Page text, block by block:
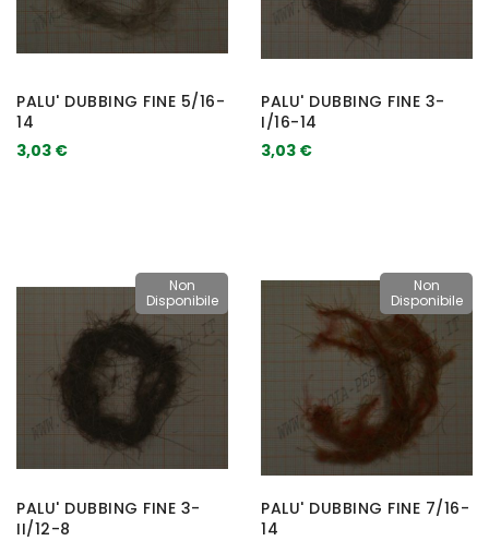
PALU' DUBBING FINE 5/16-
14
3,03 €
PALU' DUBBING FINE 3-
I/16-14
3,03 €
Non
Disponibile
PALU' DUBBING FINE 3-
II/12-8
Non
Disponibile
PALU' DUBBING FINE 7/16-
14